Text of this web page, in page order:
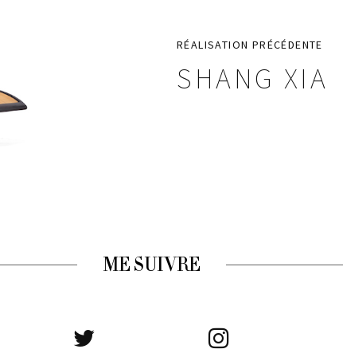
RÉALISATION PRÉCÉDENTE
SHANG XIA
ME SUIVRE